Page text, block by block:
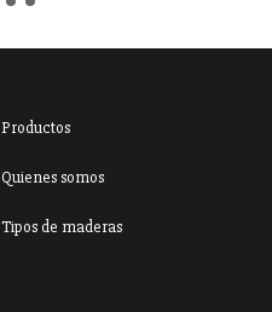
Productos
Quienes somos
Tipos de maderas